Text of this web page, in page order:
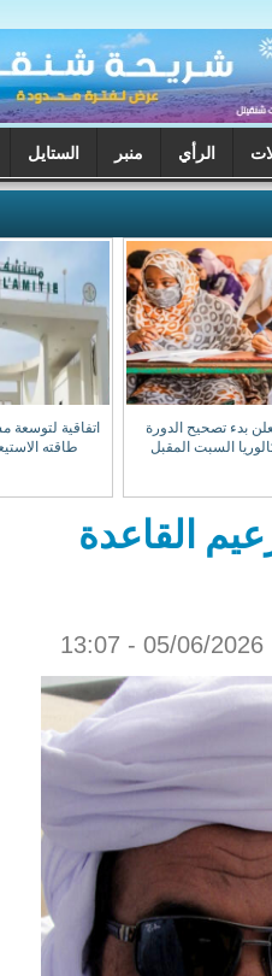
الستايل فن اتصل بنا
اتفاقية لتوسعة مستشفى الصداقة ورفع
طاقته الاستيعابية إلى 200 سرير
نقابة المهن
موريتانيا: ما هو
للفنانين؟
رحيل الفنان
ناشط يهاجم
الاحتفاء بتنصيب